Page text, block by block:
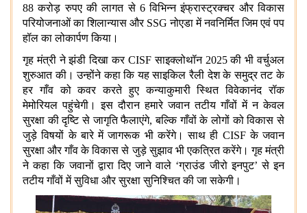
88 करोड़ रुपए की लागत से 6 विभिन्न इंफ्रास्ट्रक्चर और विकास
परियोजनाओं का शिलान्यास और SSG नोएडा में नवनिर्मित जिम एवं पप
हॉल का लोकार्पण किया।
गृह मंत्री ने झंडी दिखा कर CISF साइक्लोथॉन 2025 की भी वर्चुअल
शुरुआत की। उन्होंने कहा कि यह साइकिल रैली देश के समुद्र तट के
हर गाँव को कवर करते हुए कन्याकुमारी स्थित विवेकानंद रॉक
मेमोरियल पहुंचेगी। इस दौरान हमारे जवान तटीय गाँवों में न केवल
सुरक्षा की दृष्टि से जागृति फैलाएंगे, बल्कि गाँवों के लोगों को विकास से
जुड़े विषयों के बारे में जागरूक भी करेंगे। साथ ही CISF के जवान
सुरक्षा और गाँव के विकास से जुड़े सुझाव भी एकत्रित करेंगे। गृह मंत्री
ने कहा कि जवानों द्वारा दिए जाने वाले ‘ग्राउंड जीरो इनपुट’ से इन
तटीय गाँवों में सुविधा और सुरक्षा सुनिश्चित की जा सकेगी।